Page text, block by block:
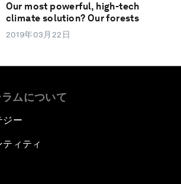
Our most powerful, high-tech
climate solution? Our forests
2019年03月22日
ムについて
ジー
ィティ